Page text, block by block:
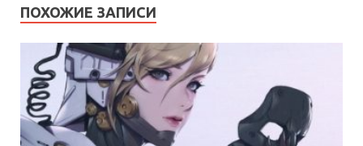
ПОХОЖИЕ ЗАПИСИ